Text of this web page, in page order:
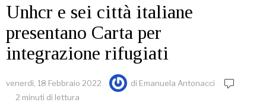
Unhcr e sei città italiane
presentano Carta per
integrazione rifugiati
venerdì, 18 Febbraio 2022 di Emanuela Antonacci
2 minuti di lettura